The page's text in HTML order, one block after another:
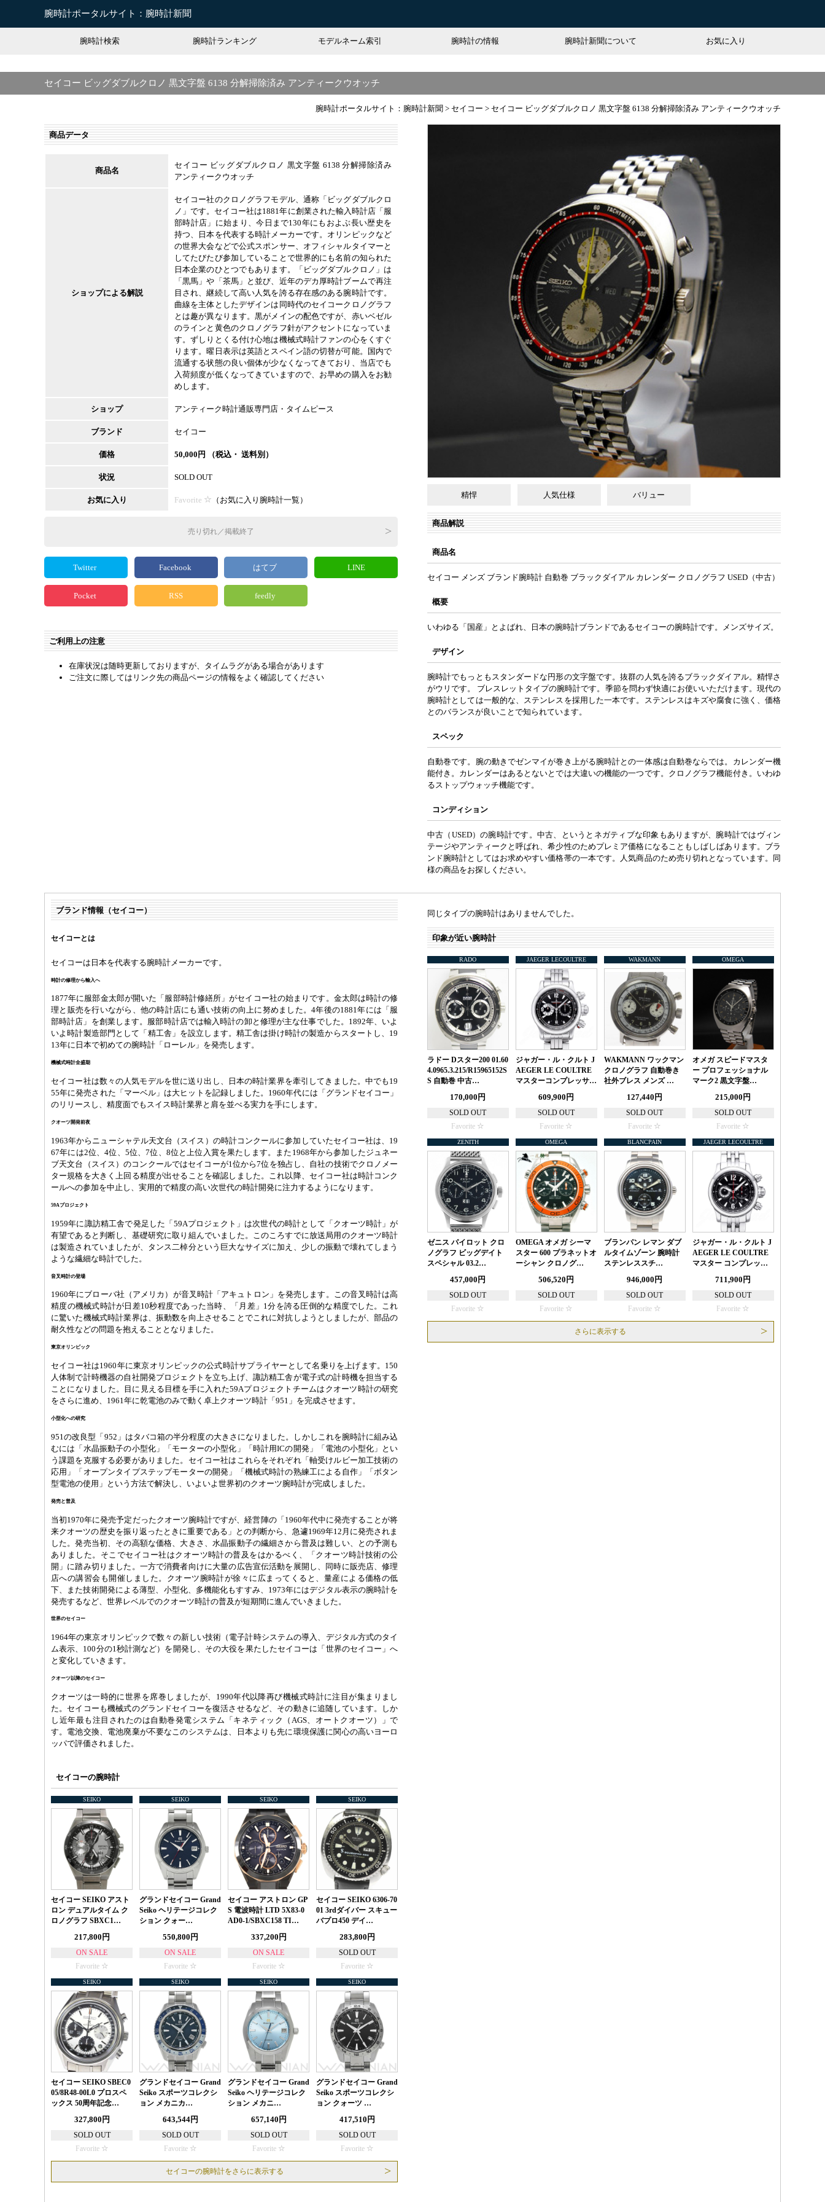
腕時計ポータルサイト：腕時計新聞
腕時計検索 腕時計ランキング モデルネーム索引 腕時計の情報 腕時計新聞について お気に入り
セイコー ビッグダブルクロノ 黒文字盤 6138 分解掃除済み アンティークウオッチ
腕時計ポータルサイト：腕時計新聞 > セイコー > セイコー ビッグダブルクロノ 黒文字盤 6138 分解掃除済み アンティークウオッチ
精悍 人気仕様 バリュー
商品解説
商品名
セイコー メンズ ブランド腕時計 自動巻 ブラックダイアル カレンダー クロノグラフ USED（中古）
概要
いわゆる「国産」とよばれ、日本の腕時計ブランドであるセイコーの腕時計です。メンズサイズ。
デザイン
腕時計でもっともスタンダードな円形の文字盤です。抜群の人気を誇るブラックダイアル。精悍さ
がウリです。 ブレスレットタイプの腕時計です。季節を問わず快適にお使いいただけます。現代の
腕時計としては一般的な、ステンレスを採用した一本です。ステンレスはキズや腐食に強く、価格
とのバランスが良いことで知られています。
スペック
自動巻です。腕の動きでゼンマイが巻き上がる腕時計との一体感は自動巻ならでは。カレンダー機
能付き。カレンダーはあるとないとでは大違いの機能の一つです。クロノグラフ機能付き。いわゆ
るストップウォッチ機能です。
コンディション
中古（USED）の腕時計です。中古、というとネガティブな印象もありますが、腕時計ではヴィン
テージやアンティークと呼ばれ、希少性のためプレミア価格になることもしばしばあります。ブラ
ンド腕時計としてはお求めやすい価格帯の一本です。人気商品のため売り切れとなっています。同
様の商品をお探しください。
商品データ
商品名
セイコー ビッグダブルクロノ 黒文字盤 6138 分解掃除済み
アンティークウオッチ
ショップによる解説
セイコー社のクロノグラフモデル、通称「ビッグダブルクロ
ノ」です。セイコー社は1881年に創業された輸入時計店「服
部時計店」に始まり、今日まで130年にもおよぶ長い歴史を
持つ、日本を代表する時計メーカーです。オリンピックなど
の世界大会などで公式スポンサー、オフィシャルタイマーと
してたびたび参加していることで世界的にも名前の知られた
日本企業のひとつでもあります。「ビッグダブルクロノ」は
「黒馬」や「茶馬」と並び、近年のデカ厚時計ブームで再注
目され、継続して高い人気を誇る存在感のある腕時計です。
曲線を主体としたデザインは同時代のセイコークロノグラフ
とは趣が異なります。黒がメインの配色ですが、赤いベゼル
のラインと黄色のクロノグラフ針がアクセントになっていま
す。ずしりとくる付け心地は機械式時計ファンの心をくすぐ
ります。曜日表示は英語とスペイン語の切替が可能。国内で
流通する状態の良い個体が少なくなってきており、当店でも
入荷頻度が低くなってきていますので、お早めの購入をお勧
めします。
ショップ アンティーク時計通販専門店・タイムピース
ブランド セイコー
価格 50,000 円 （税込・ 送料別）
状況 SOLD OUT
お気に入り Favorite （ お気に入り腕時計一覧 ）
売り切れ／掲載終了
Twitter Facebook はてブ LINE
Pocket RSS feedly
ご利用上の注意
在庫状況は随時更新しておりますが、タイムラグがある場合があります
ご注文に際してはリンク先の商品ページの情報をよく確認してください
ブランド情報（セイコー）
セイコーとは
セイコーは日本を代表する腕時計メーカーです。
時計の修理から輸入へ
1877年に服部金太郎が開いた「服部時計修繕所」がセイコー社の始まりです。金太郎は時計の修
理と販売を行いながら、他の時計店にも通い技術の向上に努めました。4年後の1881年には「服
部時計店」を創業します。服部時計店では輸入時計の卸と修理が主な仕事でした。1892年、いよ
いよ時計製造部門として「精工舎」を設立します。精工舎は掛け時計の製造からスタートし、19
13年に日本で初めての腕時計「ローレル」を発売します。
機械式時計全盛期
セイコー社は数々の人気モデルを世に送り出し、日本の時計業界を牽引してきました。中でも19
55年に発売された「マーベル」は大ヒットを記録しました。1960年代には「グランドセイコー」
のリリースし、精度面でもスイス時計業界と肩を並べる実力を手にします。
クオーツ開発前夜
1963年からニューシャテル天文台（スイス）の時計コンクールに参加していたセイコー社は、19
67年には2位、4位、5位、7位、8位と上位入賞を果たします。また1968年から参加したジュネー
ブ天文台（スイス）のコンクールではセイコーが1位から7位を独占し、自社の技術でクロノメー
ター規格を大きく上回る精度が出せることを確認しました。これ以降、セイコー社は時計コンク
ールへの参加を中止し、実用的で精度の高い次世代の時計開発に注力するようになります。
59Aプロジェクト
1959年に諏訪精工舎で発足した「59Aプロジェクト」は次世代の時計として「クオーツ時計」が
有望であると判断し、基礎研究に取り組んでいました。このころすでに放送局用のクオーツ時計
は製造されていましたが、タンス二棹分という巨大なサイズに加え、少しの振動で壊れてしまう
ような繊細な時計でした。
音叉時計の登場
1960年にブローバ社（アメリカ）が音叉時計「アキュトロン」を発売します。この音叉時計は高
精度の機械式時計が日差10秒程度であった当時、「月差」1分を誇る圧倒的な精度でした。これ
に驚いた機械式時計業界は、振動数を向上させることでこれに対抗しようとしましたが、部品の
耐久性などの問題を抱えることとなりました。
東京オリンピック
セイコー社は1960年に東京オリンピックの公式時計サプライヤーとして名乗りを上げます。150
人体制で計時機器の自社開発プロジェクトを立ち上げ、諏訪精工舎が電子式の計時機を担当する
ことになりました。目に見える目標を手に入れた59Aプロジェクトチームはクオーツ時計の研究
をさらに進め、1961年に乾電池のみで動く卓上クオーツ時計「951」を完成させます。
小型化への研究
951の改良型「952」はタバコ箱の半分程度の大きさになりました。しかしこれを腕時計に組み込
むには「水晶振動子の小型化」「モーターの小型化」「時計用ICの開発」「電池の小型化」とい
う課題を克服する必要がありました。セイコー社はこれらをそれぞれ「軸受けルビー加工技術の
応用」「オープンタイプステップモーターの開発」「機械式時計の熟練工による自作」「ボタン
型電池の使用」という方法で解決し、いよいよ世界初のクオーツ腕時計が完成しました。
発売と普及
当初1970年に発売予定だったクオーツ腕時計ですが、経営陣の「1960年代中に発売することが将
来クオーツの歴史を振り返ったときに重要である」との判断から、急遽1969年12月に発売されま
した。発売当初、その高額な価格、大きさ、水晶振動子の繊細さから普及は難しい、との予測も
ありました。そこでセイコー社はクオーツ時計の普及をはかるべく、「クオーツ時計技術の公
開」に踏み切りました。一方で消費者向けに大量の広告宣伝活動を展開し、同時に販売店、修理
店への講習会も開催しました。クオーツ腕時計が徐々に広まってくると、量産による価格の低
下、また技術開発による薄型、小型化、多機能化もすすみ、1973年にはデジタル表示の腕時計を
発売するなど、世界レベルでのクオーツ時計の普及が短期間に進んでいきました。
世界のセイコー
1964年の東京オリンピックで数々の新しい技術（電子計時システムの導入、デジタル方式のタイ
ム表示、100分の1秒計測など）を開発し、その大役を果たしたセイコーは「世界のセイコー」へ
と変化していきます。
クオーツ以降のセイコー
クオーツは一時的に世界を席巻しましたが、1990年代以降再び機械式時計に注目が集まりまし
た。セイコーも機械式のグランドセイコーを復活させるなど、その動きに追随しています。しか
し近年最も注目されたのは自動巻発電システム「キネティック（AGS、オートクオーツ）」で
す。電池交換、電池廃棄が不要なこのシステムは、日本よりも先に環境保護に関心の高いヨーロ
ッパで評価されました。
セイコーの腕時計
SEIKO
セイコー SEIKO アスト
ロン デュアルタイム ク
ロノグラフ SBXC1…
217,800円
ON SALE
Favorite
SEIKO
グランドセイコー Grand
Seiko ヘリテージコレク
ション クォー…
550,800円
ON SALE
Favorite
SEIKO
セイコー アストロン GP
S 電波時計 LTD 5X83-0
AD0-1/SBXC158 TI…
337,200円
ON SALE
Favorite
SEIKO
セイコー SEIKO 6306-70
01 3rdダイバー スキュー
バプロ450 デイ…
283,800円
SOLD OUT
Favorite
SEIKO
セイコー SEIKO SBEC0
05/8R48-00L0 プロスペ
ックス 50周年記念…
327,800円
SOLD OUT
Favorite
SEIKO
グランドセイコー Grand
Seiko スポーツコレクシ
ョン メカニカ…
643,544円
SOLD OUT
Favorite
SEIKO
グランドセイコー Grand
Seiko ヘリテージコレク
ション メカニ…
657,140円
SOLD OUT
Favorite
SEIKO
グランドセイコー Grand
Seiko スポーツコレクシ
ョン クォーツ …
417,510円
SOLD OUT
Favorite
セイコーの腕時計をさらに表示する
同じタイプの腕時計はありませんでした。
印象が近い腕時計
RADO
ラドー Dスター200 01.60
4.0965.3.215/R15965152S
S 自動巻 中古…
170,000円
SOLD OUT
Favorite
JAEGER LECOULTRE
ジャガー・ル・クルト J
AEGER LE COULTRE
マスターコンプレッサ…
609,900円
SOLD OUT
Favorite
WAKMANN
WAKMANN ワックマン
クロノグラフ 自動巻き
社外ブレス メンズ …
127,440円
SOLD OUT
Favorite
OMEGA
オメガ スピードマスタ
ー プロフェッショナル
マーク2 黒文字盤…
215,000円
SOLD OUT
Favorite
ZENITH
ゼニス パイロット クロ
ノグラフ ビッグデイト
スペシャル 03.2…
457,000円
SOLD OUT
Favorite
OMEGA
OMEGA オメガ シーマ
スター 600 プラネットオ
ーシャン クロノグ…
506,520円
SOLD OUT
Favorite
BLANCPAIN
ブランパン レマン ダブ
ルタイムゾーン 腕時計
ステンレススチ…
946,000円
SOLD OUT
Favorite
JAEGER LECOULTRE
ジャガー・ル・クルト J
AEGER LE COULTRE
マスター コンプレッ…
711,900円
SOLD OUT
Favorite
さらに表示する